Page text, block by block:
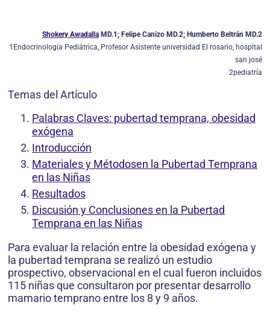
Shokery Awadalla MD.1; Felipe Canizo MD.2; Humberto Beltrán MD.2
1Endocrinología Pediátrica, Profesor Asistente universidad El rosario, hospital
san josé
2pediatría
Temas del Artículo
Palabras Claves: pubertad temprana, obesidad
exógena
Introducción
Materiales y Métodosen la Pubertad Temprana
en las Niñas
Resultados
Discusión y Conclusiones en la Pubertad
Temprana en las Niñas
Para evaluar la relación entre la obesidad exógena y
la pubertad temprana se realizó un estudio
prospectivo, observacional en el cual fueron incluidos
115 niñas que consultaron por presentar desarrollo
mamario temprano entre los 8 y 9 años.